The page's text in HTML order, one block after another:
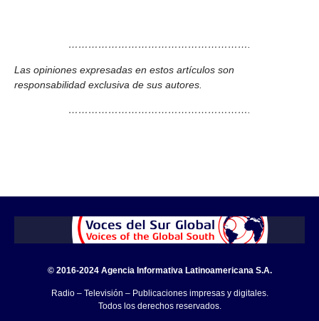
……………………………………………….
Las opiniones expresadas en estos artículos son
responsabilidad exclusiva de sus autores.
……………………………………………….
© 2016-2024 Agencia Informativa Latinoamericana S.A.
Radio – Televisión – Publicaciones impresas y digitales.
Todos los derechos reservados.